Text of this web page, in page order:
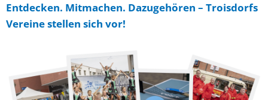
Entdecken. Mitmachen. Dazugehören – Troisdorfs
Vereine stellen sich vor!